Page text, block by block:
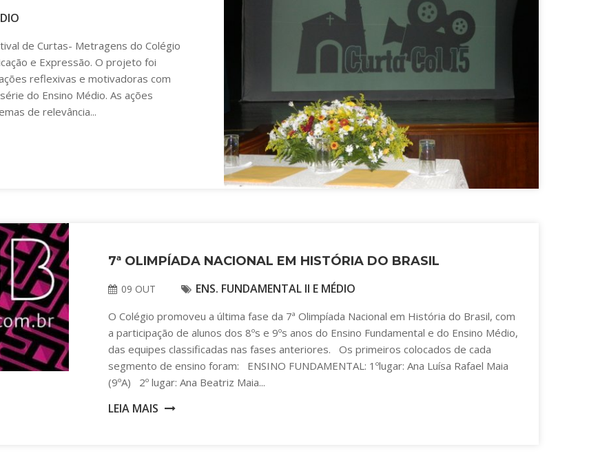
de Curtas- Metragens do Colégio
e Expressão. O projeto foi
reflexivas e motivadoras com
do Ensino Médio. As ações
de relevância...
7ª OLIMPÍADA NACIONAL EM HISTÓRIA DO BRASIL
09 OUT ENS. FUNDAMENTAL II E MÉDIO
O Colégio promoveu a última fase da 7ª Olimpíada Nacional em História do Brasil, com
a participação de alunos dos 8ºs e 9ºs anos do Ensino Fundamental e do Ensino Médio,
das equipes classificadas nas fases anteriores. Os primeiros colocados de cada
segmento de ensino foram: ENSINO FUNDAMENTAL: 1ºlugar: Ana Luísa Rafael Maia
(9ºA) 2º lugar: Ana Beatriz Maia...
LEIA MAIS